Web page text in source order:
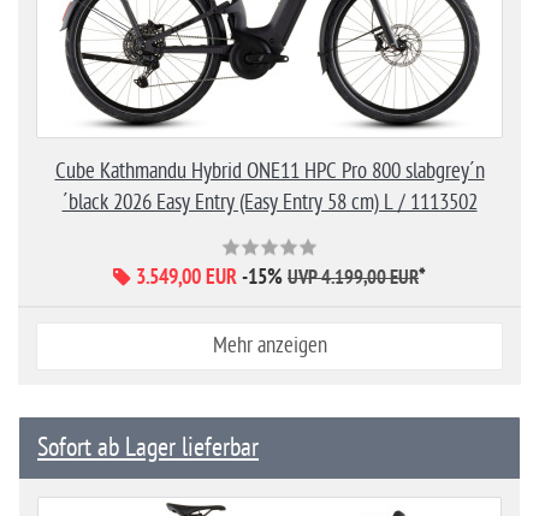
Cube Kathmandu Hybrid ONE11 HPC Pro 800 slabgrey´n
´black 2026 Easy Entry (Easy Entry 58 cm) L / 1113502
3.549,00 EUR-15% UVP 4.199,00 EUR*
Mehr anzeigen
Sofort ab Lager lieferbar